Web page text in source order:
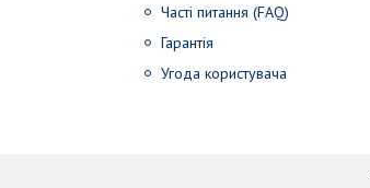
Часті питання (FAQ)
Гарантія
Угода користувача